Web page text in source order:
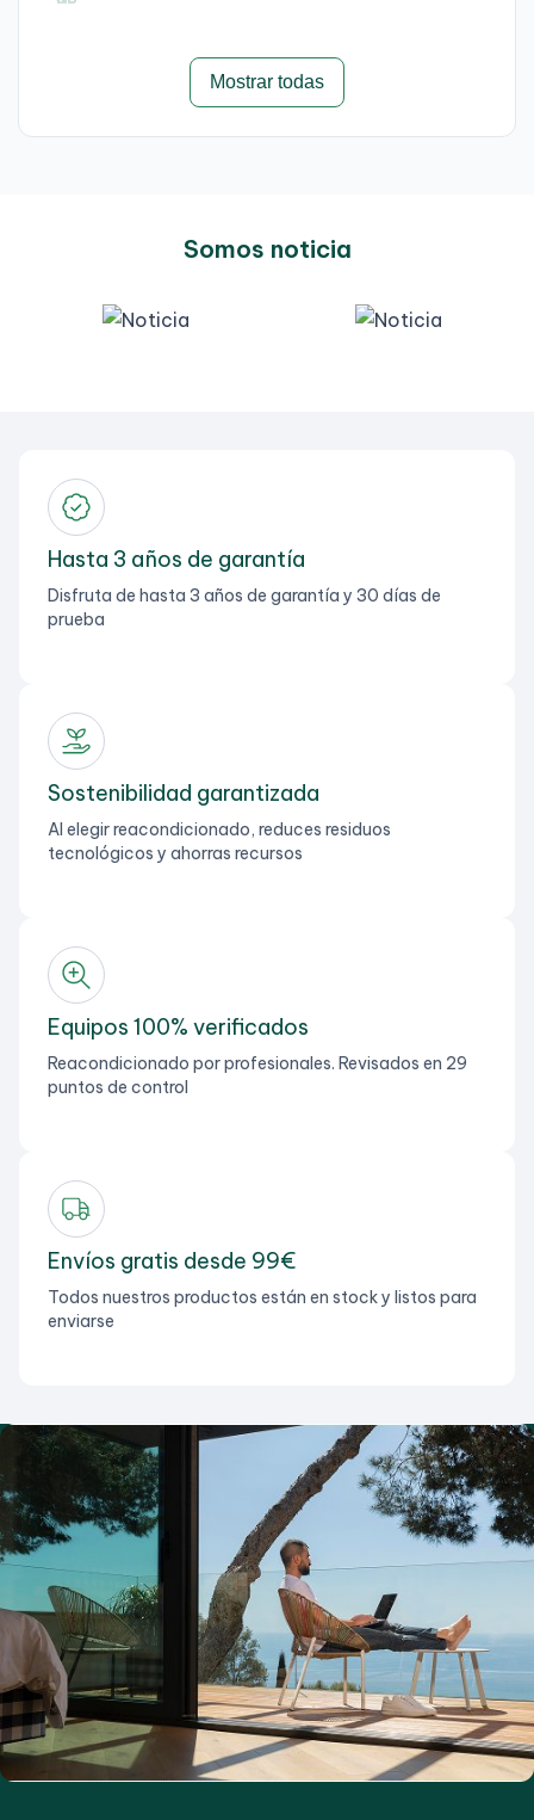
Mostrar todas
Somos noticia
Hasta 3 años de garantía
Disfruta de hasta 3 años de garantía y 30 días de
prueba
Sostenibilidad garantizada
Al elegir reacondicionado, reduces residuos
tecnológicos y ahorras recursos
Equipos 100% verificados
Reacondicionado por profesionales. Revisados en 29
puntos de control
Envíos gratis desde 99€
Todos nuestros productos están en stock y listos para
enviarse